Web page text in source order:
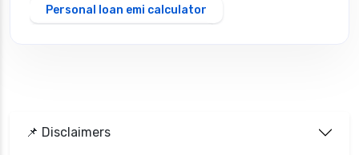
Personal loan emi calculator
finance
📌 Disclaimers